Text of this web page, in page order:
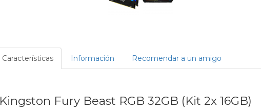
Características Información Recomendar a un amigo
Kingston Fury Beast RGB 32GB (Kit 2x 16GB)